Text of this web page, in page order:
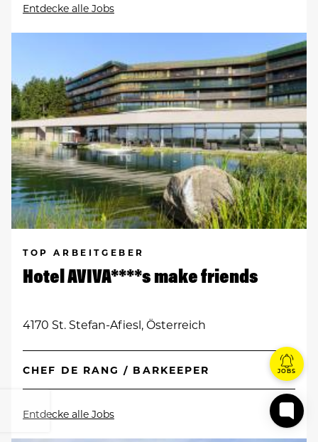
Entdecke alle Jobs
TOP ARBEITGEBER
Hotel AVIVA****s make friends
4170 St. Stefan-Afiesl, Österreich
CHEF DE RANG / BARKEEPER
Entdecke alle Jobs
JOBS